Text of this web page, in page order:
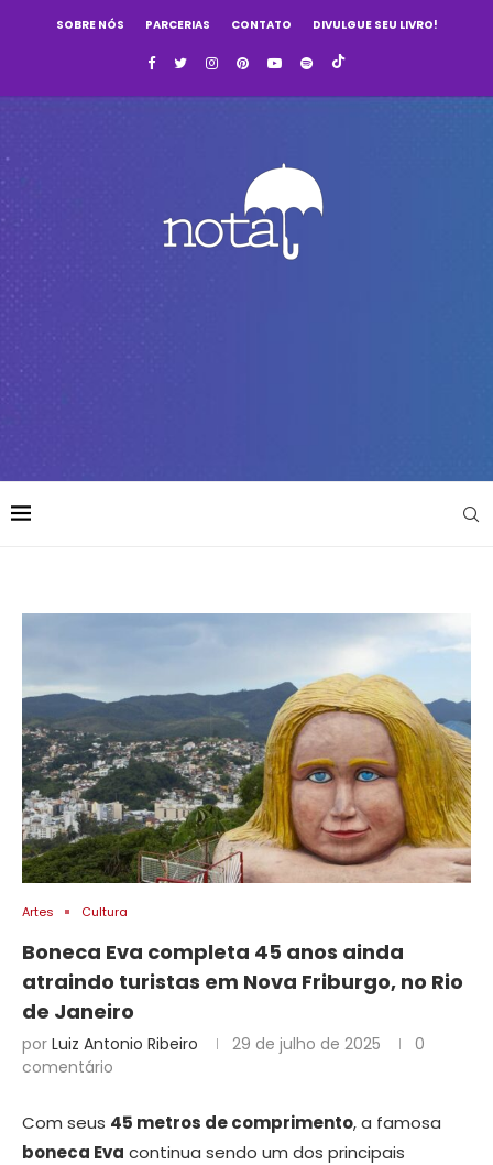
SOBRE NÓS PARCERIAS CONTATO DIVULGUE SEU LIVRO!
Artes Cultura
Boneca Eva completa 45 anos ainda
atraindo turistas em Nova Friburgo, no Rio
de Janeiro
por Luiz Antonio Ribeiro 29 de julho de 2025
0
comentário
Com seus 45 metros de comprimento, a famosa
boneca Eva continua sendo um dos principais